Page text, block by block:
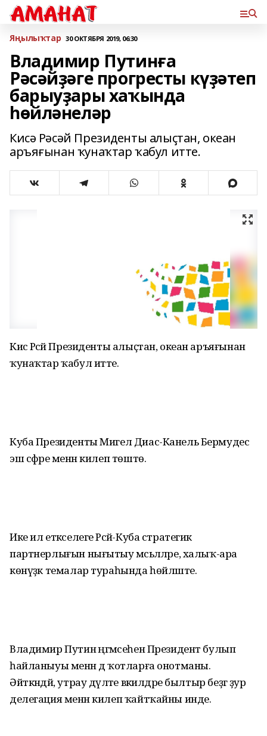
Яңылыҡтар 30 ОКТЯБРЯ 2019, 06:30
Владимир Путинға
Рәсәйҙәге прогресты күҙәтеп
барыуҙары хаҡында
һөйләнеләр
Кисә Рәсәй Президенты алыҫтан, океан
аръяғынан ҡунаҡтар ҡабул итте.
Кисә Рәсәй Президенты алыҫтан, океан аръяғынан
ҡунаҡтар ҡабул итте.
Куба Президенты Мигел Диас-Канель Бермудес
эш сәфәре менән килеп төштө.
Ике ил етәкселеге Рәсәй-Куба стратегик
партнерлығын нығытыу мәсьәләләре, халыҡ-ара
көнүҙәк темалар тураһында һөйләште.
Владимир Путин әңгәмәсеһен Президент булып
һайланыуы менән дә ҡотларға онотманы.
Әйткәндәй, утрау дәүләте вәкилдәре былтыр беҙгә ҙур
делегация менән килеп ҡайтҡайны инде.